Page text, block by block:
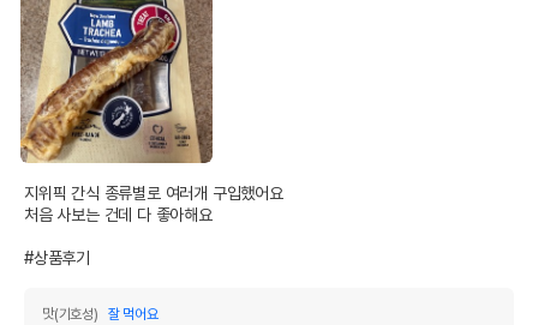
지위픽 간식 종류별로 여러개 구입했어요
처음 사보는 건데 다 좋아해요
#상품후기
맛(기호성)
잘 먹어요